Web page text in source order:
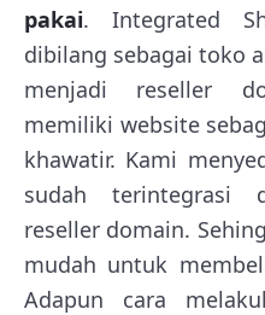
pakai. Integrated
dibilang sebagai toko
menjadi reseller
memiliki website
khawatir. Kami
sudah terintegrasi
reseller domain.
mudah untuk
Adapun cara